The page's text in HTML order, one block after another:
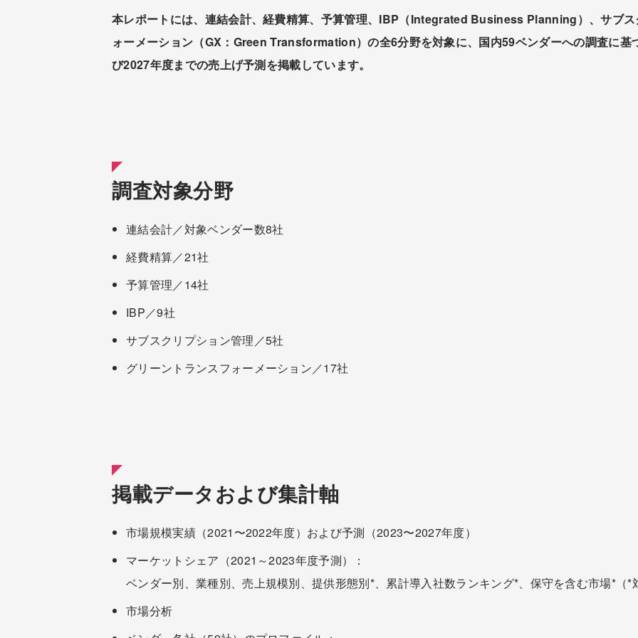
本レポートには、連結会計、経費精算、予算管理、IBP（Integrated Business Planning）、サブス
ォーメーション（GX：Green Transformation）の全6分野を対象に、国内59ベンダーへの調査に基
び2027年度までの売上げ予測を掲載しています。
調査対象分野
連結会計／対象ベンダー数8社
経費精算／21社
予算管理／14社
IBP／9社
サブスクリプション管理／5社
グリーントランスフォーメーション／17社
掲載データおよび集計軸
市場規模実績（2021〜2022年度）および予測（2023〜2027年度）
マーケットシェア（2021～2023年度予測）：
ベンダー別、業種別、売上規模別、提供形態別*、累計導入社数ランキング*、保守を含む市場*（*
市場分析